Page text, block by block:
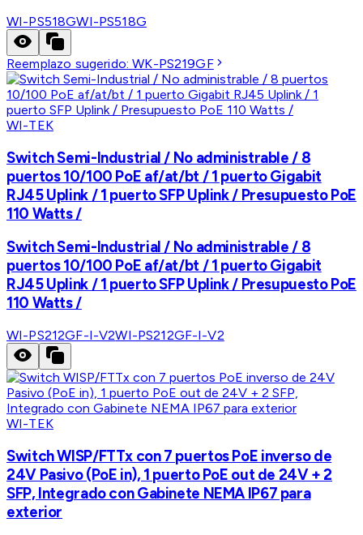
WI-PS518GWI-PS518G
Reemplazo sugerido:WK-PS219GF
WI-TEK
Switch Semi-Industrial / No administrable / 8
puertos 10/100 PoE af/at/bt / 1 puerto Gigabit
RJ45 Uplink / 1 puerto SFP Uplink / Presupuesto PoE
110 Watts /
Switch Semi-Industrial / No administrable / 8
puertos 10/100 PoE af/at/bt / 1 puerto Gigabit
RJ45 Uplink / 1 puerto SFP Uplink / Presupuesto PoE
110 Watts /
WI-PS212GF-I-V2WI-PS212GF-I-V2
WI-TEK
Switch WISP/FTTx con 7 puertos PoE inverso de
24V Pasivo (PoE in), 1 puerto PoE out de 24V + 2
SFP, Integrado con Gabinete NEMA IP67 para
exterior